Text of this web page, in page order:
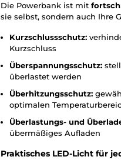
Die Powerbank ist mit
sie selbst, sondern auch Ihre
Kurzschlussschutz:
Kurzschluss
Überspannungsschutz:
überlastet werden
Überhitzungsschutz:
optimalen
Überlastungs- und
übermäßiges Aufladen
Praktisches LED-Licht für